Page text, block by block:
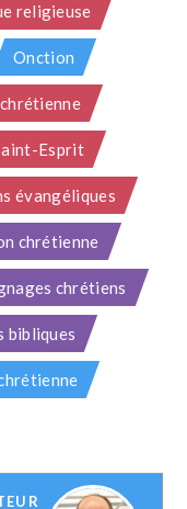
religieuse
Onction
Esprit
évangéliques
chrétienne
chrétiens
bibliques